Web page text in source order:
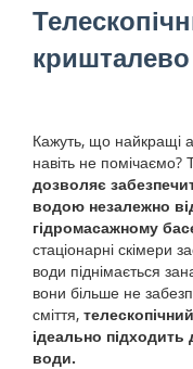
Кажуть, що найкращі
навіть не помічаємо?
дозволяє
водою незалежно
гідромасажному
стаціонарні скімери
води піднімається
вони більше не
сміття,
ідеально підходить
води.